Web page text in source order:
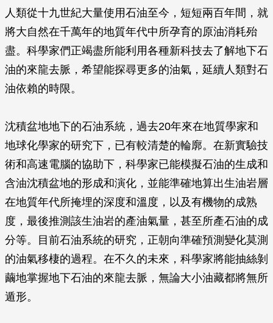
人類從十九世紀大量使用石油至今，短短兩百年間，就
將大自然在千萬年的地質年代中所孕育的原油消耗殆
盡。科學家們正竭盡所能利用各種新科技去了解地下石
油的來龍去脈，希望能探尋更多的油氣，延續人類對石
油依賴的時限。
沈積盆地地下的石油系統，過去20年來在地質學家和
地球化學家的研究下，已有較清楚的輪廓。在新實驗技
術和高速電腦的協助下，科學家已能模擬石油的生成和
含油沈積盆地的形成和演化，並能準確地算出生油岩層
在地質年代所掩埋的深度和溫度，以及有機物的成熟
度，最後推測該生油岩的產油氣量，甚至所產石油的成
分等。目前石油系統的研究，正朝向準確預測變化莫測
的油氣移棲的過程。在不久的未來，科學家將能抽絲剝
繭地掌握地下石油的來龍去脈，無論大小油藏都將無所
遁形。